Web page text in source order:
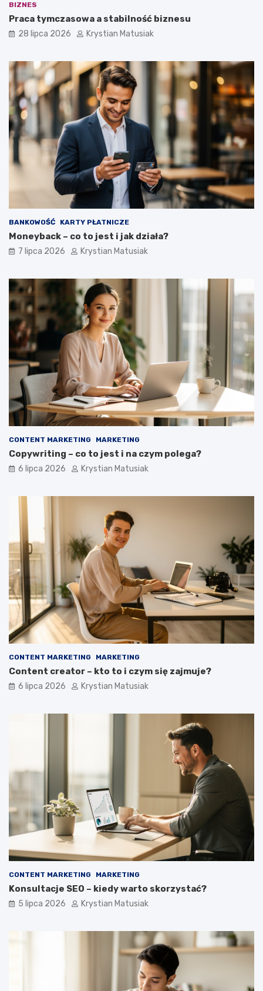
BIZNES
Praca tymczasowa a stabilność biznesu
28 lipca 2026 Krystian Matusiak
BANKOWOŚĆ KARTY PŁATNICZE
Moneyback – co to jest i jak działa?
7 lipca 2026 Krystian Matusiak
CONTENT MARKETING MARKETING
Copywriting – co to jest i na czym polega?
6 lipca 2026 Krystian Matusiak
CONTENT MARKETING MARKETING
Content creator – kto to i czym się zajmuje?
6 lipca 2026 Krystian Matusiak
CONTENT MARKETING MARKETING
Konsultacje SEO – kiedy warto skorzystać?
5 lipca 2026 Krystian Matusiak